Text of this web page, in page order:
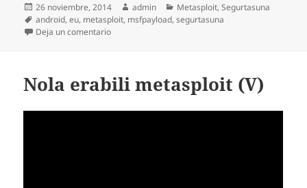
Publicado
el
26 noviembre, 2014 Autor
admin Categorías
Metasploit,Segurtasuna
Etiquetas
android,eu, metasploit, msfpayload,segurtasuna
Deja un comentarioen msfpayload, metasploit eta Android (I)
Nola erabili metasploit (V)